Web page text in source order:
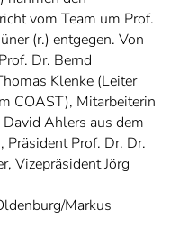
vom Team um Prof.
(r.) entgegen. Von
Dr. Bernd
Klenke (Leiter
COAST), Mitarbeiterin
Ahlers aus dem
Präsident Prof. Dr. Dr.
Vizepräsident Jörg
Markus